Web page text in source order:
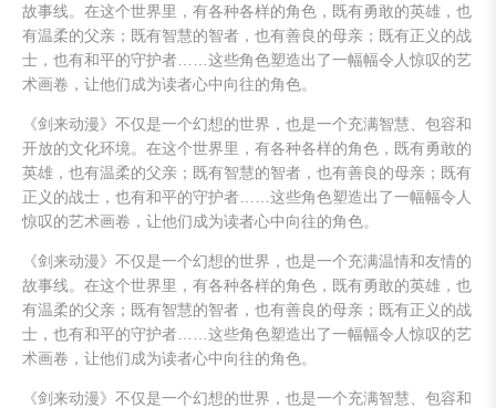
故事线。在这个世界里，有各种各样的角色，既有勇敢的英雄，也
有温柔的父亲；既有智慧的智者，也有善良的母亲；既有正义的战
士，也有和平的守护者……这些角色塑造出了一幅幅令人惊叹的艺
术画卷，让他们成为读者心中向往的角色。
《剑来动漫》不仅是一个幻想的世界，也是一个充满智慧、包容和
开放的文化环境。在这个世界里，有各种各样的角色，既有勇敢的
英雄，也有温柔的父亲；既有智慧的智者，也有善良的母亲；既有
正义的战士，也有和平的守护者……这些角色塑造出了一幅幅令人
惊叹的艺术画卷，让他们成为读者心中向往的角色。
《剑来动漫》不仅是一个幻想的世界，也是一个充满温情和友情的
故事线。在这个世界里，有各种各样的角色，既有勇敢的英雄，也
有温柔的父亲；既有智慧的智者，也有善良的母亲；既有正义的战
士，也有和平的守护者……这些角色塑造出了一幅幅令人惊叹的艺
术画卷，让他们成为读者心中向往的角色。
《剑来动漫》不仅是一个幻想的世界，也是一个充满智慧、包容和